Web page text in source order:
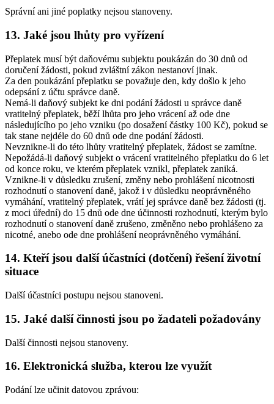
Správní ani jiné poplatky nejsou stanoveny.
13. Jaké jsou lhůty pro vyřízení
Přeplatek musí být daňovému subjektu poukázán do 30 dnů od
doručení žádosti, pokud zvláštní zákon nestanoví jinak.
Za den poukázání přeplatku se považuje den, kdy došlo k jeho
odepsání z účtu správce daně.
Nemá-li daňový subjekt ke dni podání žádosti u správce daně
vratitelný přeplatek, běží lhůta pro jeho vrácení až ode dne
následujícího po jeho vzniku (po dosažení částky 100 Kč), pokud se
tak stane nejdéle do 60 dnů ode dne podání žádosti.
Nevznikne-li do této lhůty vratitelný přeplatek, žádost se zamítne.
Nepožádá-li daňový subjekt o vrácení vratitelného přeplatku do 6 let
od konce roku, ve kterém přeplatek vznikl, přeplatek zaniká.
Vznikne-li v důsledku zrušení, změny nebo prohlášení nicotnosti
rozhodnutí o stanovení daně, jakož i v důsledku neoprávněného
vymáhání, vratitelný přeplatek, vrátí jej správce daně bez žádosti (tj.
z moci úřední) do 15 dnů ode dne účinnosti rozhodnutí, kterým bylo
rozhodnutí o stanovení daně zrušeno, změněno nebo prohlášeno za
nicotné, anebo ode dne prohlášení neoprávněného vymáhání.
14. Kteří jsou další účastníci (dotčení) řešení životní
situace
Další účastníci postupu nejsou stanoveni.
15. Jaké další činnosti jsou po žadateli požadovány
Další činnosti nejsou stanoveny.
16. Elektronická služba, kterou lze využít
Podání lze učinit datovou zprávou: